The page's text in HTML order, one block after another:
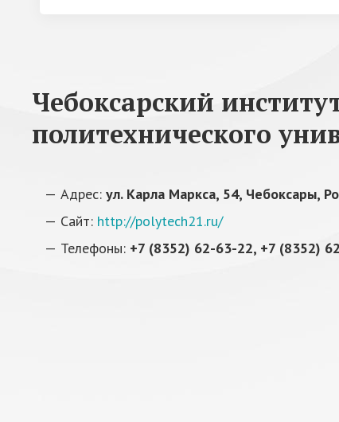
Чебоксарский
политехнического
Адрес: ул. Карла Маркса, 54, Чебоксары,
Сайт: http://polytech21.ru/
Телефоны: +7 (8352) 62-63-22, +7 (8352)